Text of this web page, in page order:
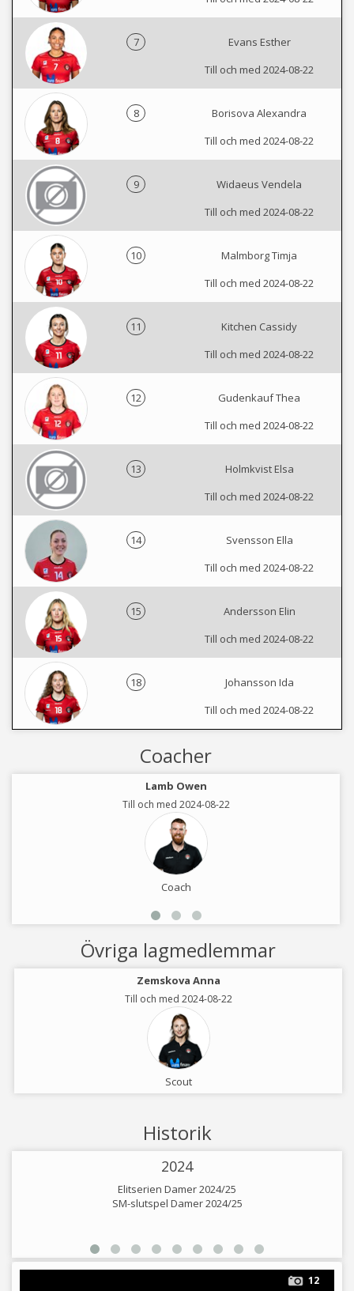
7
Evans Esther
Till och med 2024-08-22
8
Borisova Alexandra
Till och med 2024-08-22
9
Widaeus Vendela
Till och med 2024-08-22
10
Malmborg Timja
Till och med 2024-08-22
11
Kitchen Cassidy
Till och med 2024-08-22
12
Gudenkauf Thea
Till och med 2024-08-22
13
Holmkvist Elsa
Till och med 2024-08-22
14
Svensson Ella
Till och med 2024-08-22
15
Andersson Elin
Till och med 2024-08-22
18
Johansson Ida
Till och med 2024-08-22
Coacher
Lamb Owen
Till och med 2024-08-22
Coach
Övriga lagmedlemmar
Zemskova Anna
Till och med 2024-08-22
Scout
Historik
2024
Elitserien Damer 2024/25
SM-slutspel Damer 2024/25
12